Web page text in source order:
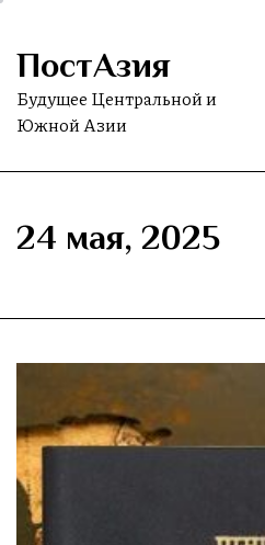
Skip
the
content
ПостАзия
Будущее Центральной и
Южной Азии
24 мая, 2025